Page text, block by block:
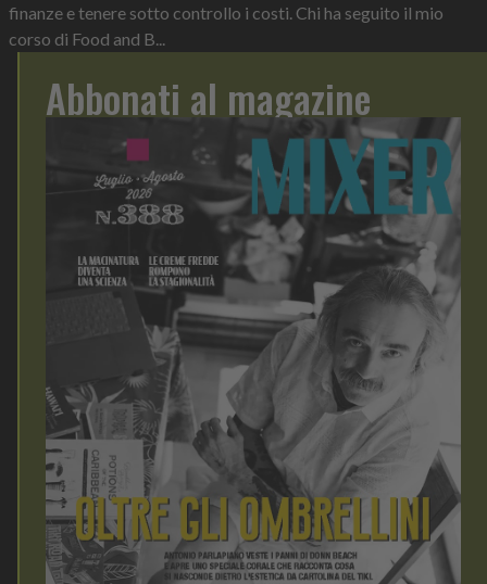
finanze e tenere sotto controllo i costi. Chi ha seguito il mio
corso di Food and B...
Abbonati al magazine